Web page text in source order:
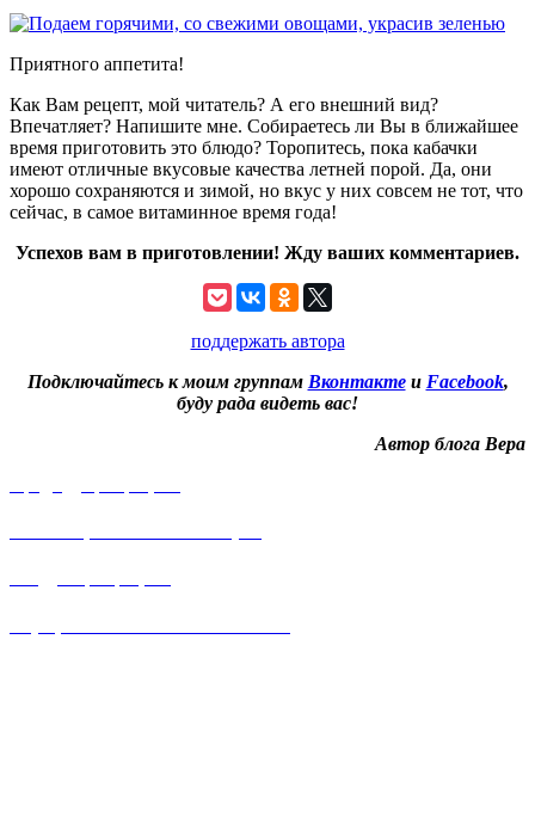
Приятного аппетита!
Как Вам рецепт, мой читатель? А его внешний вид?
Впечатляет? Напишите мне. Собираетесь ли Вы в ближайшее
время приготовить это блюдо? Торопитесь, пока кабачки
имеют отличные вкусовые качества летней порой. Да, они
хорошо сохраняются и зимой, но вкус у них совсем не тот, что
сейчас, в самое витаминное время года!
Успехов вам в приготовлении! Жду ваших комментариев.
поддержать автора
Подключайтесь к моим группам Вконтактеи Facebook,
буду рада видеть вас!
Автор блога Вера